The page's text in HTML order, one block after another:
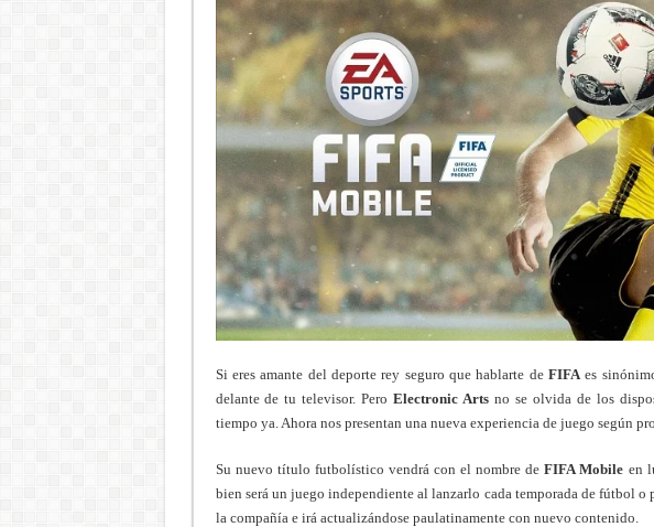
Si eres amante del deporte rey seguro que hablarte de FIFA es
delante de tu televisor. PeroElectronic Arts no se olvida de los
tiempo ya. Ahora nos presentan una nueva experiencia de juego según
Su nuevo título futbolístico vendrá con el nombre deFIFA Mobile en
bien será un juego independiente al lanzarlo cada temporada de fútbol
la compañía e irá actualizándose paulatinamente con nuevo contenido.